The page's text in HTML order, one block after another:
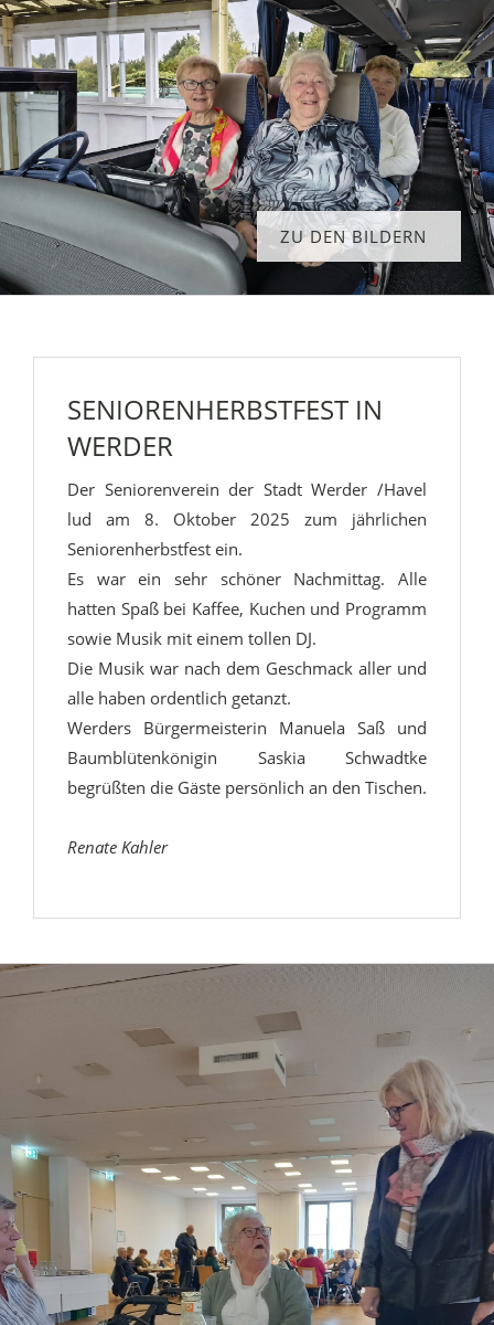
ZU DEN BILDERN
SENIORENHERBSTFEST IN
WERDER
Der Seniorenverein der Stadt Werder /Havel
lud am 8. Oktober 2025 zum jährlichen
Seniorenherbstfest ein.
Es war ein sehr schöner Nachmittag. Alle
hatten Spaß bei Kaffee, Kuchen und Programm
sowie Musik mit einem tollen DJ.
Die Musik war nach dem Geschmack aller und
alle haben ordentlich getanzt.
Werders Bürgermeisterin Manuela Saß und
Baumblütenkönigin Saskia Schwadtke
begrüßten die Gäste persönlich an den Tischen.
Renate Kahler